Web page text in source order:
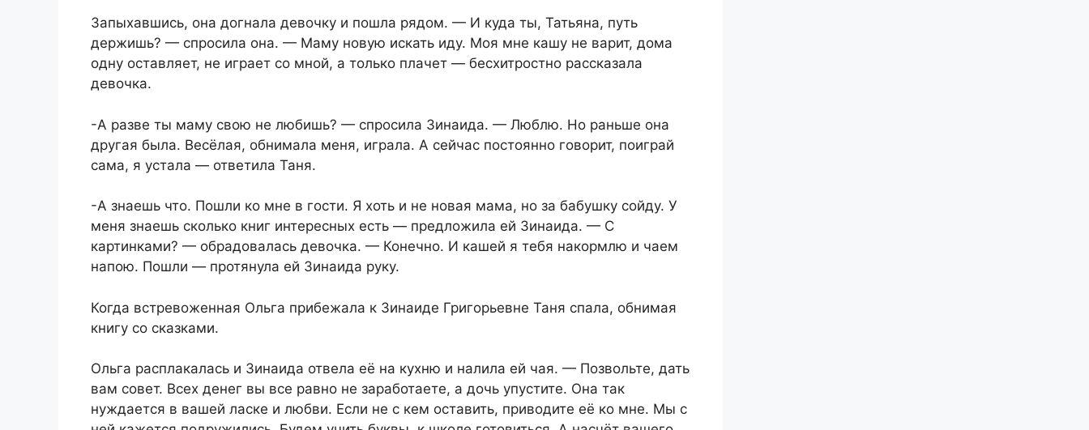
Запыхавшись, она догнала девочку и пошла рядом. — И куда ты, Татьяна, путь
держишь? — спросила она. — Маму новую искать иду. Моя мне кашу не варит, дома
одну оставляет, не играет со мной, а только плачет — бесхитростно рассказала
девочка.
-А разве ты маму свою не любишь? — спросила Зинаида. — Люблю. Но раньше она
другая была. Весёлая, обнимала меня, играла. А сейчас постоянно говорит, поиграй
сама, я устала — ответила Таня.
-А знаешь что. Пошли ко мне в гости. Я хоть и не новая мама, но за бабушку сойду. У
меня знаешь сколько книг интересных есть — предложила ей Зинаида. — С
картинками? — обрадовалась девочка. — Конечно. И кашей я тебя накормлю и чаем
напою. Пошли — протянула ей Зинаида руку.
Когда встревоженная Ольга прибежала к Зинаиде Григорьевне Таня спала, обнимая
книгу со сказками.
Ольга расплакалась и Зинаида отвела её на кухню и налила ей чая. — Позвольте, дать
вам совет. Всех денег вы все равно не заработаете, а дочь упустите. Она так
нуждается в вашей ласке и любви. Если не с кем оставить, приводите её ко мне. Мы с